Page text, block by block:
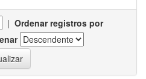
| Ordenar registros por